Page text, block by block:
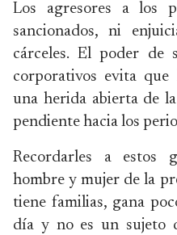
Los agresores a los
sancionados, ni
cárceles. El poder de
corporativos evita que
una herida abierta de
pendiente hacia los
Recordarles a estos
hombre y mujer de la
tiene familias, gana
día y no es un sujeto